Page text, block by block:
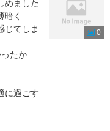
めました
く
てしま
たか
に過ごす
0